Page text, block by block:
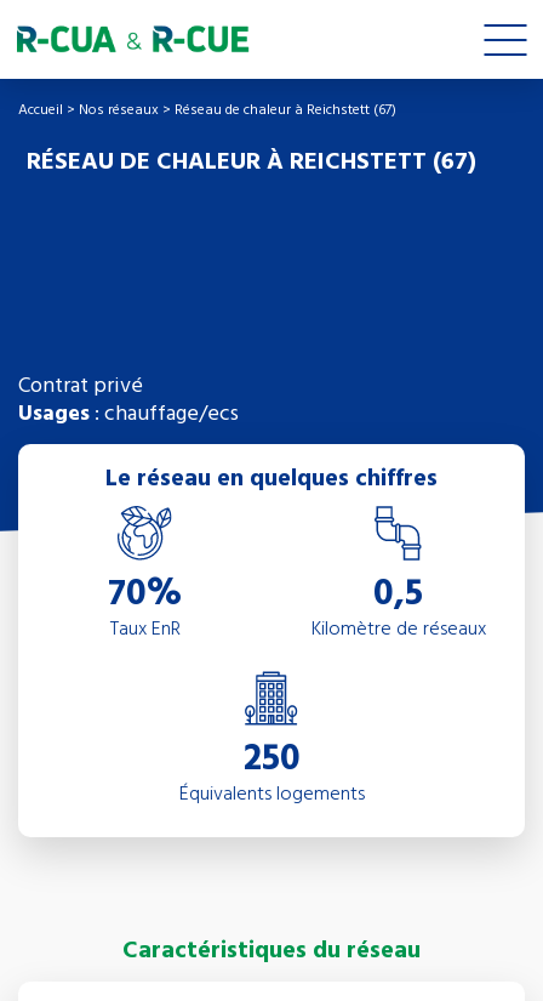
Accueil > Nos réseaux > Réseau de chaleur à Reichstett (67)
RÉSEAU DE CHALEUR À REICHSTETT (67)
Contrat privé
Usages: chauffage/ecs
Le réseau en quelques chiffres
70%
Taux EnR
0,5
Kilomètre de réseaux
250
Équivalents logements
Caractéristiques du réseau